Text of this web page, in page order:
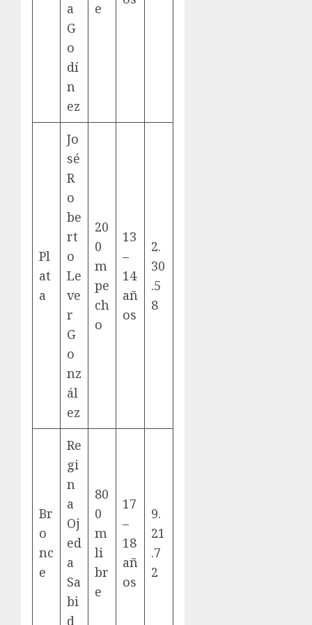
a
G
o
dí
n
ez
e
Pl
at
a
Jo
sé
R
o
be
rt
o
Le
ve
r
G
o
nz
ál
ez
20
0
m
pe
ch
o
13
–
14
añ
os
2.
30
.5
8
Br
o
nc
e
Re
gi
n
a
Oj
ed
a
Sa
bi
d
80
0
m
li
br
e
17
–
18
añ
os
9.
21
.7
2